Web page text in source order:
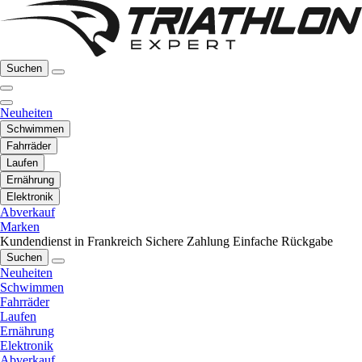
Suchen
Neuheiten
Schwimmen
Fahrräder
Laufen
Ernährung
Elektronik
Abverkauf
Marken
Kundendienst in Frankreich Sichere Zahlung Einfache Rückgabe
Suchen
Neuheiten
Schwimmen
Fahrräder
Laufen
Ernährung
Elektronik